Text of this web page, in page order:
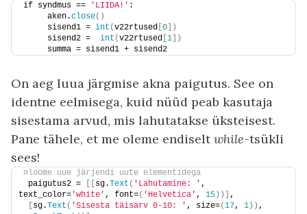
if syndmus == 'LIIDA!' :
     aken.
close()
     sisend1 =
int (v22rtused 0 ])
     sisend2 =
int (v22rtused 1 ])
     summa = sisend1 + sisend2
On aeg luua järgmise akna paigutus. See on
identne eelmisega, kuid nüüd peab kasutaja
sisestama arvud, mis lahutatakse üksteisest.
Pane tähele, et me oleme endiseltwhile-tsükli
sees!
#loome uue järjendi uute elementidega
paigutus2 =
sg.Text ( 'Lahutamine: ' ,
text_color= 'white' , font=( 'Helvetica' , 15 ))] ,
sg.Text ( 'Sisesta täisarv 0-10: ' , size=(17, 1 )) ,